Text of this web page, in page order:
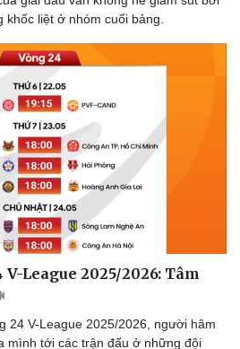
liệt ở nhóm cuối bảng.
League 2025/2026: Tâm
24 V-League 2025/2026, người hâm
mình tới các trận đấu ở những đội